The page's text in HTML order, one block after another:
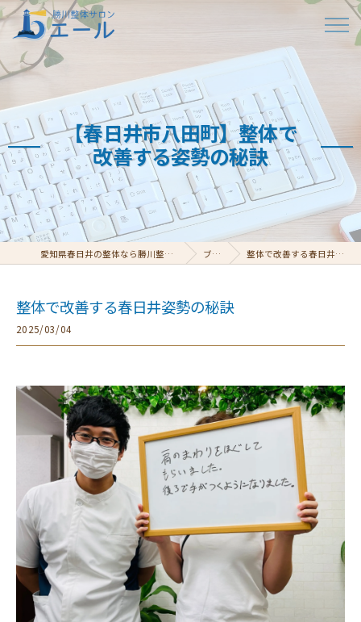
【春日井市八田町】整体で
改善する姿勢の秘訣
愛知県春日井の整体なら勝川整体サロン エール ブログ 整体で改善する春日井姿勢の秘訣
整体で改善する春日井姿勢の秘訣
2025/03/04